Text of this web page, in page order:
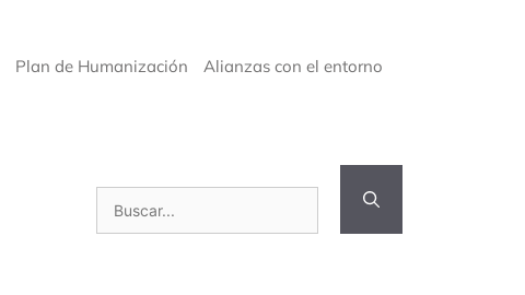
Plan de Humanización Alianzas con el entorno